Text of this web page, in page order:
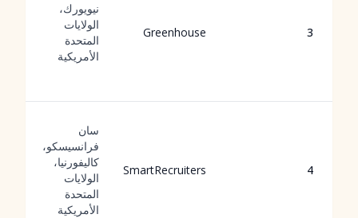
3
Greenhouse
نيويورك،
الولايات
المتحدة
الأمريكية
4
SmartRecruiters
سان
فرانسيسكو،
كاليفورنيا،
الولايات
المتحدة
الأمريكية